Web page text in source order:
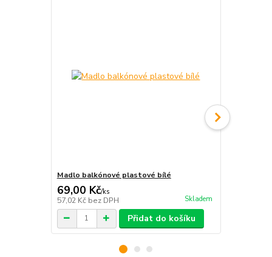
Madlo balkónové plastové bílé
69,00 Kč/ks
57,02 Kč bez DPH Skladem
Přidat do košíku